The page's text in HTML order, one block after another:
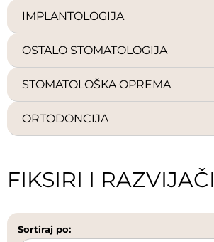
IMPLANTOLOGIJA
OSTALO STOMATOLOGIJA
STOMATOLOŠKA OPREMA
ORTODONCIJA
FIKSIRI I RAZVIJAČI
Sortiraj po: